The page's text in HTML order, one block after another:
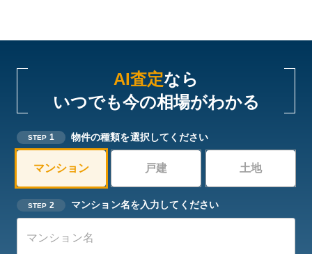
AI査定なら
いつでも今の相場がわかる
STEP 1 物件の種類を選択してください
マンション 戸建 土地
STEP 2 マンション名を入力してください